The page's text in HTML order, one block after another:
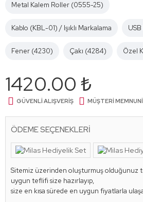
Metal Kalem Roller (0555-25)
Kablo (KBL-01) / Işıklı Markalama
Fener (4230) Çakı (4284) Özel
1420.00 ₺
GÜVENLI ALIŞVERIŞ MÜŞTERI
ÖDEME SEÇENEKLERI
Sitemiz üzerinden oluşturmuş olduğunuz
uygun teflifi size hazırlayıp,
size en kısa sürede en uygun fiyatlarla